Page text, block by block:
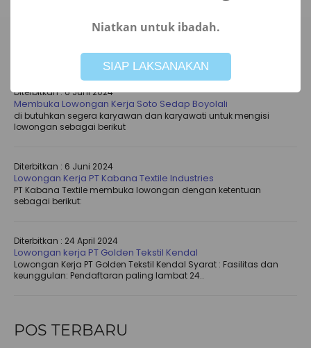
PENGUMUMAN TERBARU
Diterbitkan :6 Juni 2024
Membuka Lowongan Kerja Soto Sedap Boyolali
di butuhkan segera karyawan dan karyawati untuk mengisi
lowongan sebagai berikut
Diterbitkan : 6 Juni 2024
Lowongan Kerja PT Kabana Textile Industries
PT Kabana Textile membuka lowongan dengan ketentuan
sebagai berikut:
Diterbitkan : 24 April 2024
Lowongan kerja PT Golden Tekstil Kendal
Lowongan Kerja PT Golden Tekstil Kendal Syarat : Fasilitas dan
keunggulan: Pendaftaran paling lambat 24..
POS TERBARU
Niatkan untuk ibadah.
SIAP LAKSANAKAN